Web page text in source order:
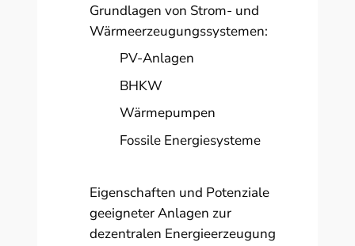
Grundlagen von Strom- und
Wärmeerzeugungssystemen:
PV-Anlagen
BHKW
Wärmepumpen
Fossile Energiesysteme
Eigenschaften und Potenziale
geeigneter Anlagen zur
dezentralen Energieerzeugung